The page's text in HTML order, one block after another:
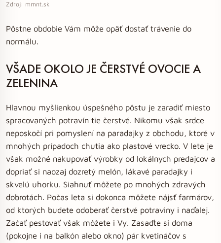
Zdroj: mmnt.sk
Pôstne obdobie Vám môže opäť dostať trávenie do
normálu.
VŠADE OKOLO JE ČERSTVÉ OVOCIE A
ZELENINA
Hlavnou myšlienkou úspešného pôstu je zaradiť miesto
spracovaných potravín tie čerstvé. Nikomu však srdce
neposkočí pri pomyslení na paradajky z obchodu, ktoré v
mnohých prípadoch chutia ako plastové vrecko. V lete je
však možné nakupovať výrobky od lokálnych predajcov a
dopriať si naozaj dozretý melón, lákavé paradajky i
skvelú uhorku. Siahnuť môžete po mnohých zdravých
dobrotách. Počas leta si dokonca môžete nájsť farmárov,
od ktorých budete odoberať čerstvé potraviny i naďalej.
Začať pestovať však môžete i Vy. Zasaďte si doma
(pokojne i na balkón alebo okno) pár kvetináčov s